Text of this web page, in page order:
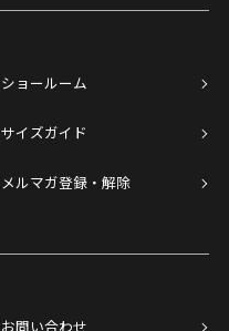
ショールーム
サイズガイド
メルマガ登録・解除
お問い合わせ